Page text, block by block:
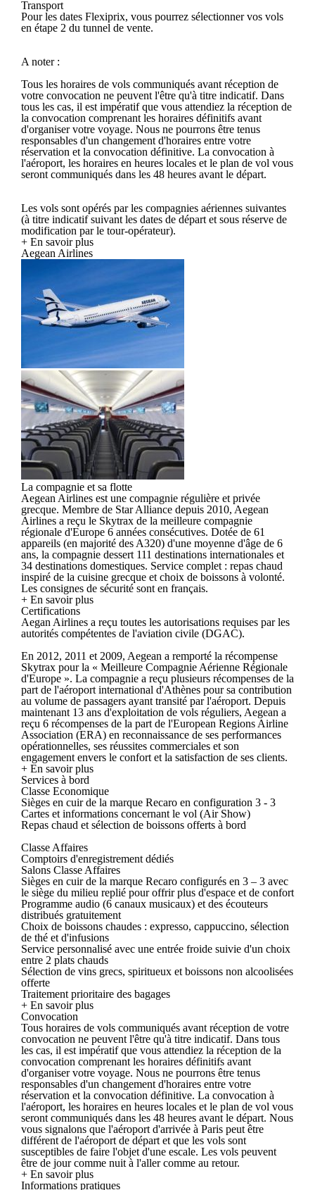
Transport
Pour les dates Flexiprix, vous pourrez sélectionner vos vols
en étape 2 du tunnel de vente.
A noter :
Tous les horaires de vols communiqués avant réception de
votre convocation ne peuvent l'être qu'à titre indicatif. Dans
tous les cas, il est impératif que vous attendiez la réception de
la convocation comprenant les horaires définitifs avant
d'organiser votre voyage. Nous ne pourrons être tenus
responsables d'un changement d'horaires entre votre
réservation et la convocation définitive. La convocation à
l'aéroport, les horaires en heures locales et le plan de vol vous
seront communiqués dans les 48 heures avant le départ.
Les vols sont opérés par les compagnies aériennes suivantes
(à titre indicatif suivant les dates de départ et sous réserve de
modification par le tour-opérateur).
+ En savoir plus
Aegean Airlines
La compagnie et sa flotte
Aegean Airlines est une compagnie régulière et privée
grecque. Membre de Star Alliance depuis 2010, Aegean
Airlines a reçu le Skytrax de la meilleure compagnie
régionale d'Europe 6 années consécutives. Dotée de 61
appareils (en majorité des A320) d'une moyenne d'âge de 6
ans, la compagnie dessert 111 destinations internationales et
34 destinations domestiques. Service complet : repas chaud
inspiré de la cuisine grecque et choix de boissons à volonté.
Les consignes de sécurité sont en français.
+ En savoir plus
Certifications
Aegan Airlines a reçu toutes les autorisations requises par les
autorités compétentes de l'aviation civile (DGAC).
En 2012, 2011 et 2009, Aegean a remporté la récompense
Skytrax pour la « Meilleure Compagnie Aérienne Régionale
d'Europe ». La compagnie a reçu plusieurs récompenses de la
part de l'aéroport international d'Athènes pour sa contribution
au volume de passagers ayant transité par l'aéroport. Depuis
maintenant 13 ans d'exploitation de vols réguliers, Aegean a
reçu 6 récompenses de la part de l'European Regions Airline
Association (ERA) en reconnaissance de ses performances
opérationnelles, ses réussites commerciales et son
engagement envers le confort et la satisfaction de ses clients.
+ En savoir plus
Services à bord
Classe Economique
Sièges en cuir de la marque Recaro en configuration 3 - 3
Cartes et informations concernant le vol (Air Show)
Repas chaud et sélection de boissons offerts à bord
Classe Affaires
Comptoirs d'enregistrement dédiés
Salons Classe Affaires
Sièges en cuir de la marque Recaro configurés en 3 – 3 avec
le siège du milieu replié pour offrir plus d'espace et de confort
Programme audio (6 canaux musicaux) et des écouteurs
distribués gratuitement
Choix de boissons chaudes : expresso, cappuccino, sélection
de thé et d'infusions
Service personnalisé avec une entrée froide suivie d'un choix
entre 2 plats chauds
Sélection de vins grecs, spiritueux et boissons non alcoolisées
offerte
Traitement prioritaire des bagages
+ En savoir plus
Convocation
Tous horaires de vols communiqués avant réception de votre
convocation ne peuvent l'être qu'à titre indicatif. Dans tous
les cas, il est impératif que vous attendiez la réception de la
convocation comprenant les horaires définitifs avant
d'organiser votre voyage. Nous ne pourrons être tenus
responsables d'un changement d'horaires entre votre
réservation et la convocation définitive. La convocation à
l'aéroport, les horaires en heures locales et le plan de vol vous
seront communiqués dans les 48 heures avant le départ. Nous
vous signalons que l'aéroport d'arrivée à Paris peut être
différent de l'aéroport de départ et que les vols sont
susceptibles de faire l'objet d'une escale. Les vols peuvent
être de jour comme nuit à l'aller comme au retour.
+ En savoir plus
Informations pratiques